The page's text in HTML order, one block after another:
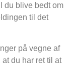
du blive bedt om
til det
på vegne af
du har ret til at